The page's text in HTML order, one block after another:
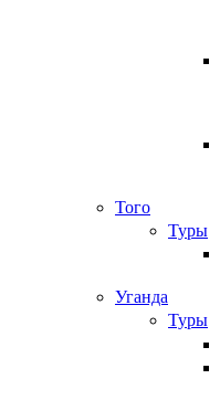
Того
Туры
Уганда
Туры